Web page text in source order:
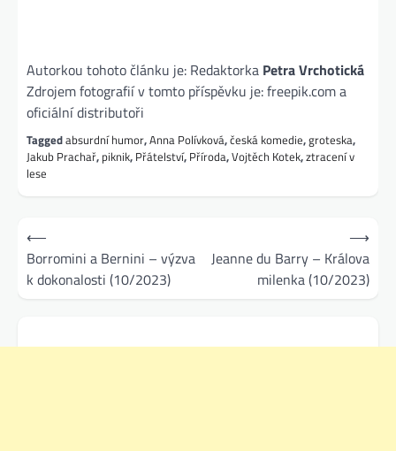
Autorkou tohoto článku je: Redaktorka Petra Vrchotická
Zdrojem fotografií v tomto příspěvku je: freepik.com a
oficiální distributoři
Taggedabsurdní humor,Anna Polívková,česká komedie,groteska,
Jakub Prachař, piknik, Přátelství, Příroda,Vojtěch Kotek,ztracení v
lese
Navigace
pro
příspěvek
⟵
Borromini a Bernini – výzva
k dokonalosti (10/2023)
Jeanne du Barry – Králova
milenka (10/2023)
⟶